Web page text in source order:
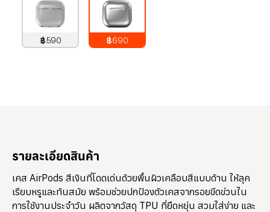
฿590
฿690
รายละเอียดสินค้า
เคส AirPods สีเงินที่โดดเด่นด้วยพื้นผิวเคลือบสีแบบด้าน ให้ลุค
เรียบหรูและทันสมัย พร้อมช่วยปกป้องตัวเคสจากรอยขีดข่วนใน
การใช้งานประจำวัน ผลิตจากวัสดุ TPU ที่ยืดหยุ่น สวมใส่ง่าย และ